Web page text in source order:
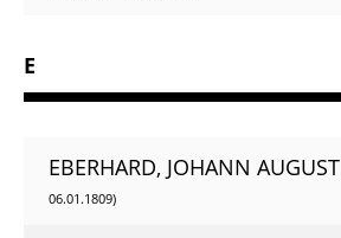
E
EBERHARD, JOHANN AUGUST
06.01.1809)